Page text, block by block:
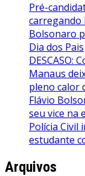
Pré-
carregando
Bolsonaro
Dia dos Pais
DESCASO:
Manaus
pleno calor
Flávio
seu vice na
Polícia Civil
estudante
Arquivos